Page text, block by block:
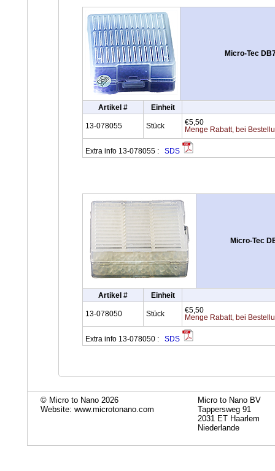
Micro-Tec
Artikel # Einheit
13-078055 Stück
€5,50
Menge Rabatt, bei
Extra info 13-078055 : SDS
Micro-Tec
Artikel # Einheit
13-078050 Stück
€5,50
Menge Rabatt, bei
Extra info 13-078050 : SDS
© Micro to Nano 2026
Website: www.microtonano.com
Micro to Nano BV
Tappersweg 91
2031 ET Haarlem
Niederlande